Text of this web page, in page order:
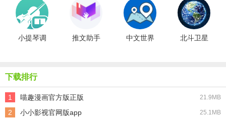
版
小提琴调
推文助手
中文世界
北斗卫星
下载排行
1 喵趣漫画官方版正版 21.9MB
2 小小影视官网版app 25.1MB